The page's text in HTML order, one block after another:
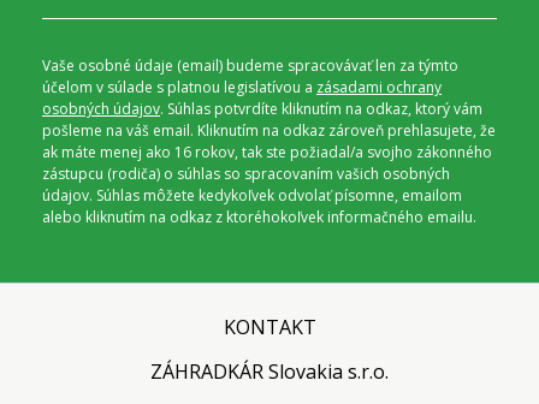
Vaše osobné údaje (email) budeme spracovávať len za týmto
účelom v súlade s platnou legislatívou a zásadami ochrany
osobných údajov. Súhlas potvrdíte kliknutím na odkaz, ktorý vám
pošleme na váš email. Kliknutím na odkaz zároveň prehlasujete, že
ak máte menej ako 16 rokov, tak ste požiadal/a svojho zákonného
zástupcu (rodiča) o súhlas so spracovaním vašich osobných
údajov. Súhlas môžete kedykoľvek odvolať písomne, emailom
alebo kliknutím na odkaz z ktoréhokoľvek informačného emailu.
KONTAKT
ZÁHRADKÁR Slovakia s.r.o.